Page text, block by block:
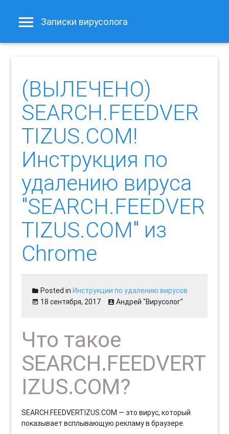
Записки вирусолога
(ВЫЛЕЧЕНО)
SEARCH.FEEDVER
TIZUS.COM!
Инструкция по
удалению вируса
"SEARCH.FEEDVER
TIZUS.COM" из
Chrome
Posted inИнструкции по удалению вирусов
18 сентября, 2017
Андрей "Вирусолог"
Что такое
SEARCH.FEEDVERT
IZUS.COM?
SEARCH.FEEDVERTIZUS.COM — это вирус, который
показывает всплывающую рекламу в браузере.